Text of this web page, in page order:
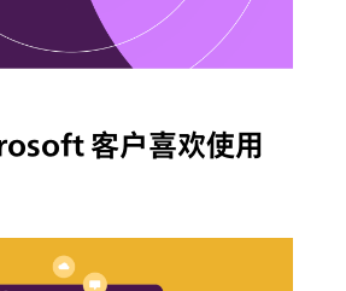
客户喜欢使用